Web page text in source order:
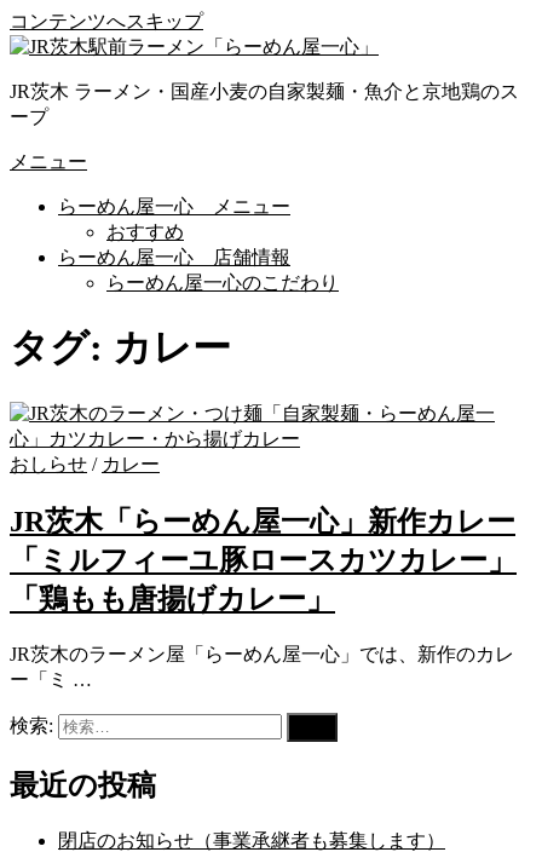
コンテンツへスキップ
JR茨木 ラーメン・国産小麦の自家製麺・魚介と京地鶏のス
ープ
メニュー
らーめん屋一心 メニュー
おすすめ
らーめん屋一心 店舗情報
らーめん屋一心のこだわり
タグ: カレー
おしらせ / カレー
JR茨木「らーめん屋一心」新作カレー
「ミルフィーユ豚ロースカツカレー」
「鶏もも唐揚げカレー」
JR茨木のラーメン屋「らーめん屋一心」では、新作のカレ
ー「ミ …
検索:
最近の投稿
閉店のお知らせ（事業承継者も募集します）